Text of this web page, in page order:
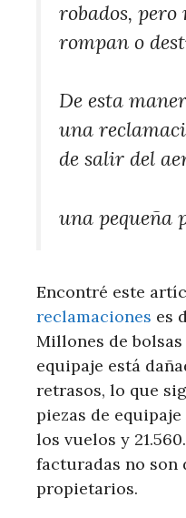
robados, pero
rompan o
De esta
una
de salir del
una pequeña
Encontré este
reclamaciones es
Millones de
equipaje está
retrasos, lo que
piezas de
los vuelos y
facturadas no son
propietarios.